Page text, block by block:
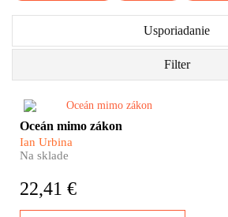
Usporiadanie
Filter
Romantické představy o
Nelidské zacházení s
pracovníky rybářských lodí,
bohatství nebo pašování zbraní
Oceán mimo zákon
Ian Urbina
Na sklade
22,41 €